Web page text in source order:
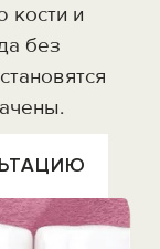
кости и
без